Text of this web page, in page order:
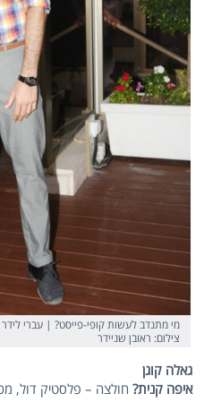
מי מתנדב לעשות קופי-פייסט? | עברי
צילום: ראובן שניידר
גאלה קוגן
איפה קנית? חולצה – פלסטיק דול,